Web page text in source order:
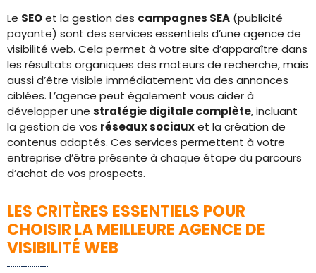
Le SEOet la gestion des campagnes SEA (publicité
payante) sont des services essentiels d’une agence de
visibilité web. Cela permet à votre site d’apparaître dans
les résultats organiques des moteurs de recherche, mais
aussi d’être visible immédiatement via des annonces
ciblées. L’agence peut également vous aider à
développer une stratégie digitale complète, incluant
la gestion de vos réseaux sociauxet la création de
contenus adaptés. Ces services permettent à votre
entreprise d’être présente à chaque étape du parcours
d’achat de vos prospects.
LES CRITÈRES ESSENTIELS POUR
CHOISIR LA MEILLEURE AGENCE DE
VISIBILITÉ WEB